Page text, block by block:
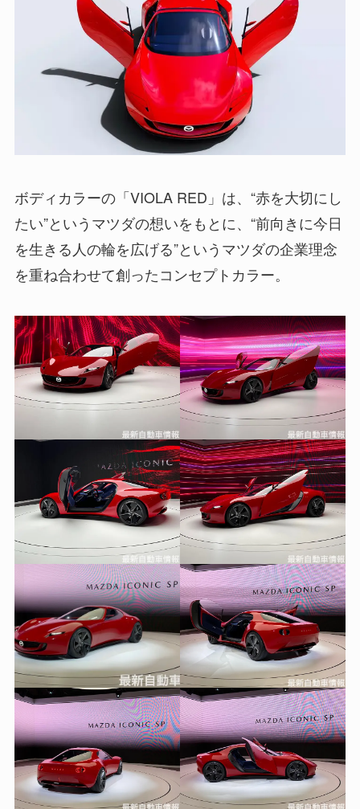
ボディカラーの「VIOLA RED」は、“赤を大切にし
たい”というマツダの想いをもとに、“前向きに今日
を生きる人の輪を広げる”というマツダの企業理念
を重ね合わせて創ったコンセプトカラー。